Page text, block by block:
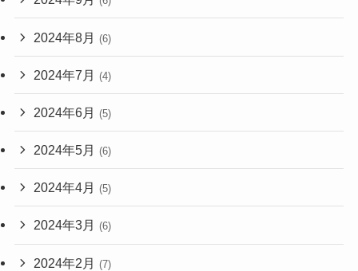
2024年8月 (6)
2024年7月 (4)
2024年6月 (5)
2024年5月 (6)
2024年4月 (5)
2024年3月 (6)
2024年2月 (7)